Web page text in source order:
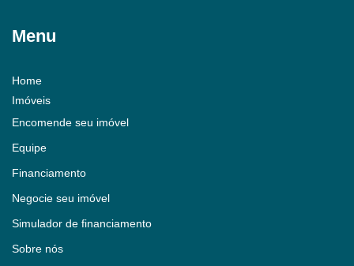
Menu
Home
Imóveis
Encomende seu imóvel
Equipe
Financiamento
Negocie seu imóvel
Simulador de financiamento
Sobre nós